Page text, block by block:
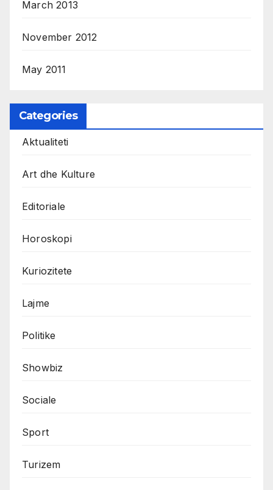
March 2013
November 2012
May 2011
Categories
Aktualiteti
Art dhe Kulture
Editoriale
Horoskopi
Kuriozitete
Lajme
Politike
Showbiz
Sociale
Sport
Turizem